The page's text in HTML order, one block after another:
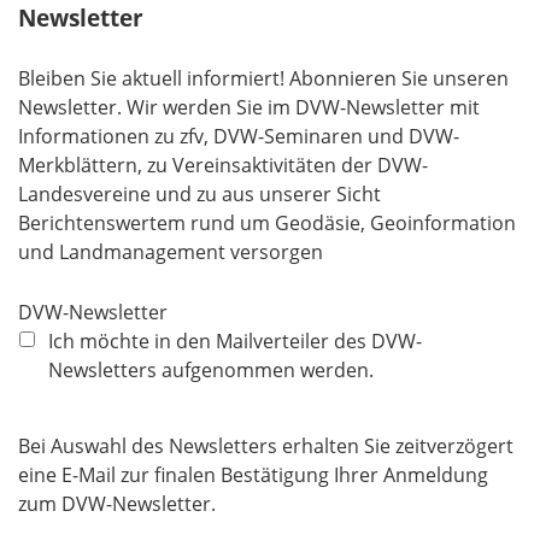
Newsletter
Bleiben Sie aktuell informiert! Abonnieren Sie unseren
Newsletter. Wir werden Sie im DVW-Newsletter mit
Informationen zu zfv, DVW-Seminaren und DVW-
Merkblättern, zu Vereinsaktivitäten der DVW-
Landesvereine und zu aus unserer Sicht
Berichtenswertem rund um Geodäsie, Geoinformation
und Landmanagement versorgen
DVW-Newsletter
Ich möchte in den Mailverteiler des DVW-
Newsletters aufgenommen werden.
Bei Auswahl des Newsletters erhalten Sie zeitverzögert
eine E-Mail zur finalen Bestätigung Ihrer Anmeldung
zum DVW-Newsletter.